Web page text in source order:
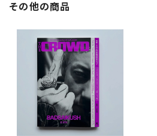
その他の商品